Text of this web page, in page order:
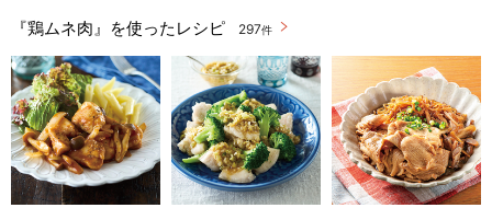
『鶏ムネ肉』を使ったレシピ 297件